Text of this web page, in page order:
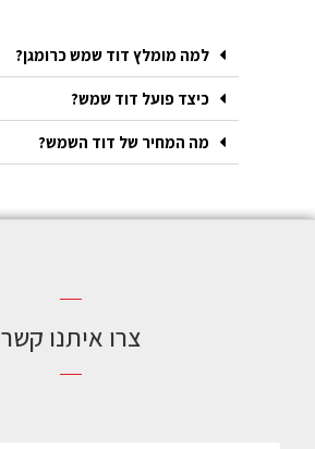
למה מומלץ דוד שמש כרומגן?
כיצד פועל דוד שמש?
מה המחיר של דוד השמש?
צרו איתנו קשר